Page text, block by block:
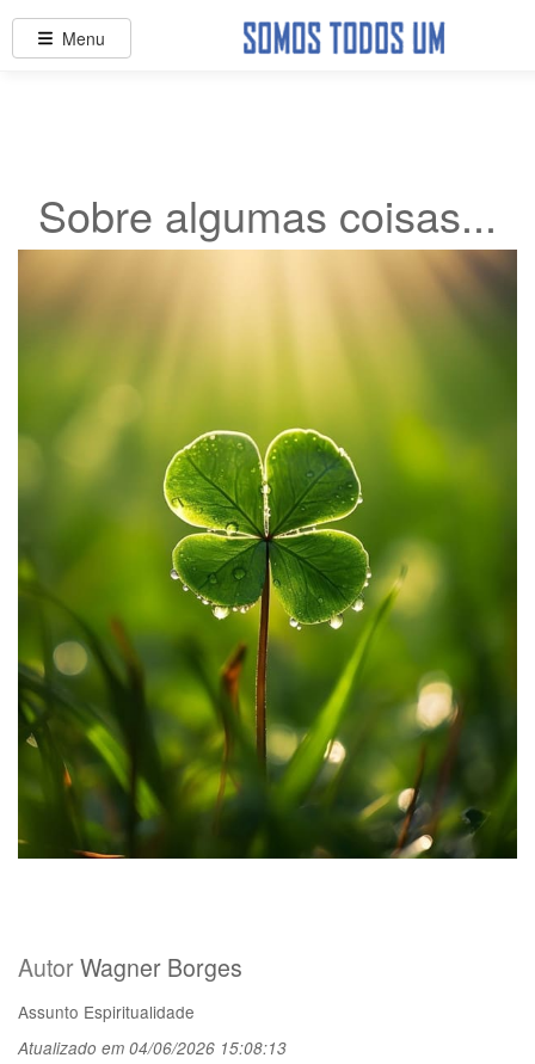
Sobre algumas coisas...
AutorWagner Borges
Assunto Espiritualidade
Atualizado em 04/06/2026 15:08:13
Menu